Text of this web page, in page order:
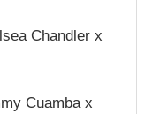
Chandler x
Cuamba x